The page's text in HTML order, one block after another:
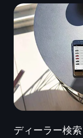
ディーラー検索